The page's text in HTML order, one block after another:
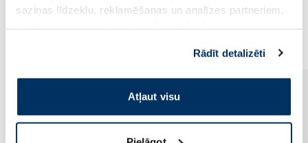
saziņas līdzekļu, reklamēšanas un analīzes partneriem,
pakalpojumus. Ja piekrītat šo papildu sīkdatņu
izmantošanai, lūdzu, atzīmējiet savu izvēli:
Rādīt detalizēti
Atļaut visu
Populārākie kategorijā